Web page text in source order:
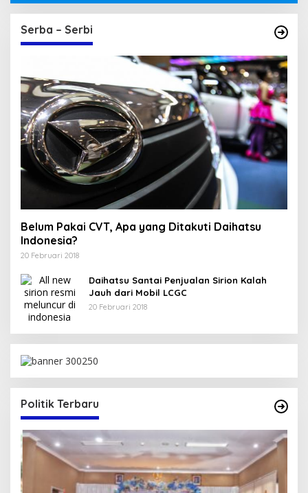
Serba – Serbi
Belum Pakai CVT, Apa yang Ditakuti Daihatsu
Indonesia?
20 Februari 2018
Daihatsu Santai Penjualan Sirion Kalah
Jauh dari Mobil LCGC
20 Februari 2018
Politik Terbaru